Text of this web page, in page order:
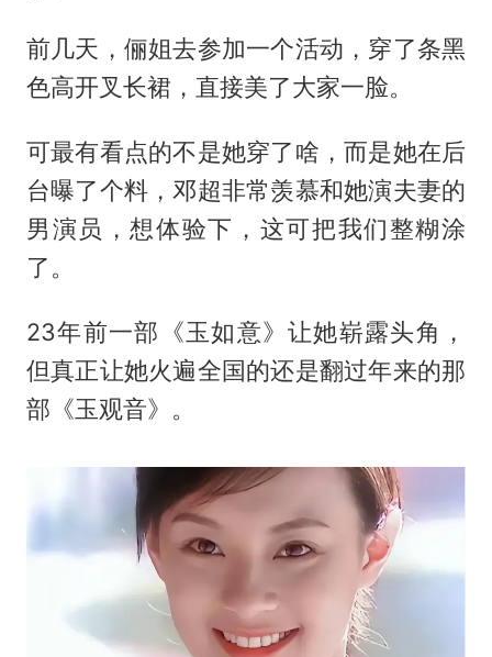
前几天，俪姐去参加一个活动，穿了条黑
色高开叉长裙，直接美了大家一脸。
可最有看点的不是她穿了啥，而是她在后
台曝了个料，邓超非常羡慕和她演夫妻的
男演员，想体验下，这可把我们整糊涂
了。
23年前一部《玉如意》让她崭露头角，
但真正让她火遍全国的还是翻过年来的那
部《玉观音》。